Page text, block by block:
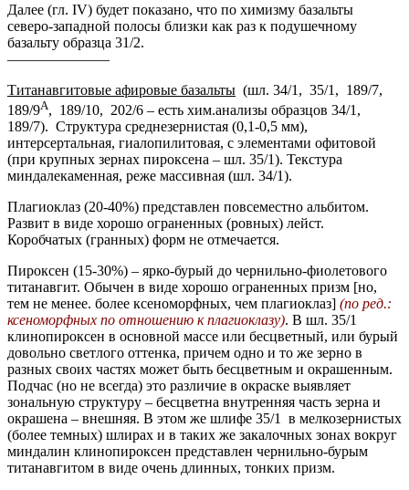
Далее (гл. IV) будет показано, что по химизму базальты
северо-западной полосы близки как раз к подушечному
базальту образца 31/2.
———————
Титанавгитовые афировые базальты (шл. 34/1, 35/1, 189/7,
189/9А, 189/10, 202/6 – есть хим.анализы образцов 34/1,
189/7). Структура среднезернистая (0,1-0,5 мм),
интерсертальная, гиалопилитовая, с элементами офитовой
(при крупных зернах пироксена – шл. 35/1). Текстура
миндалекаменная, реже массивная (шл. 34/1).
Плагиоклаз (20-40%) представлен повсеместно альбитом.
Развит в виде хорошо ограненных (ровных) лейст.
Коробчатых (гранных) форм не отмечается.
Пироксен (15-30%) – ярко-бурый до чернильно-фиолетового
титанавгит. Обычен в виде хорошо ограненных призм [но,
тем не менее. более ксеноморфных, чем плагиоклаз] (по ред.:
ксеноморфных по отношению к плагиоклазу). В шл. 35/1
клинопироксен в основной массе или бесцветный, или бурый
довольно светлого оттенка, причем одно и то же зерно в
разных своих частях может быть бесцветным и окрашенным.
Подчас (но не всегда) это различие в окраске выявляет
зональную структуру – бесцветна внутренняя часть зерна и
окрашена – внешняя. В этом же шлифе 35/1 в мелкозернистых
(более темных) шлирах и в таких же закалочных зонах вокруг
миндалин клинопироксен представлен чернильно-бурым
титанавгитом в виде очень длинных, тонких призм.